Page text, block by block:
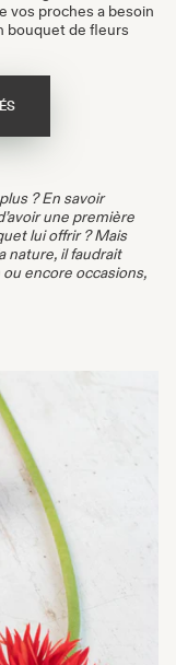
vos proches a besoin
bouquet de fleurs
? En savoir
une première
lui offrir ? Mais
nature, il faudrait
encore occasions,